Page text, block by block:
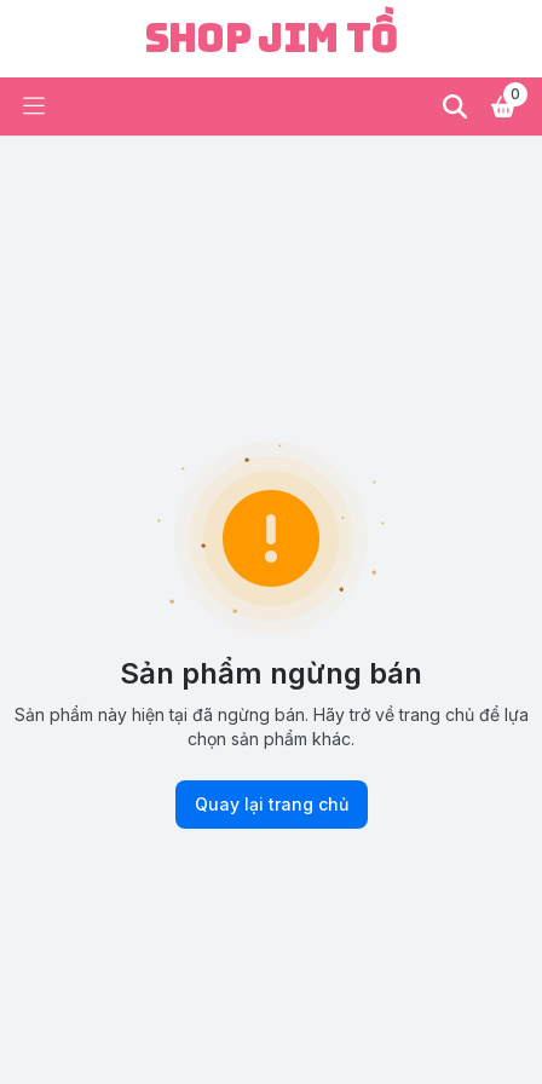
Shop Jim Tồ
0
Sản phẩm ngừng bán
Sản phẩm này hiện tại đã ngừng bán. Hãy trở về trang chủ để lựa
chọn sản phẩm khác.
Quay lại trang chủ